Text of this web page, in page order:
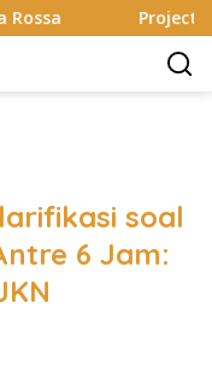
Project Pop
soal
6 Jam: